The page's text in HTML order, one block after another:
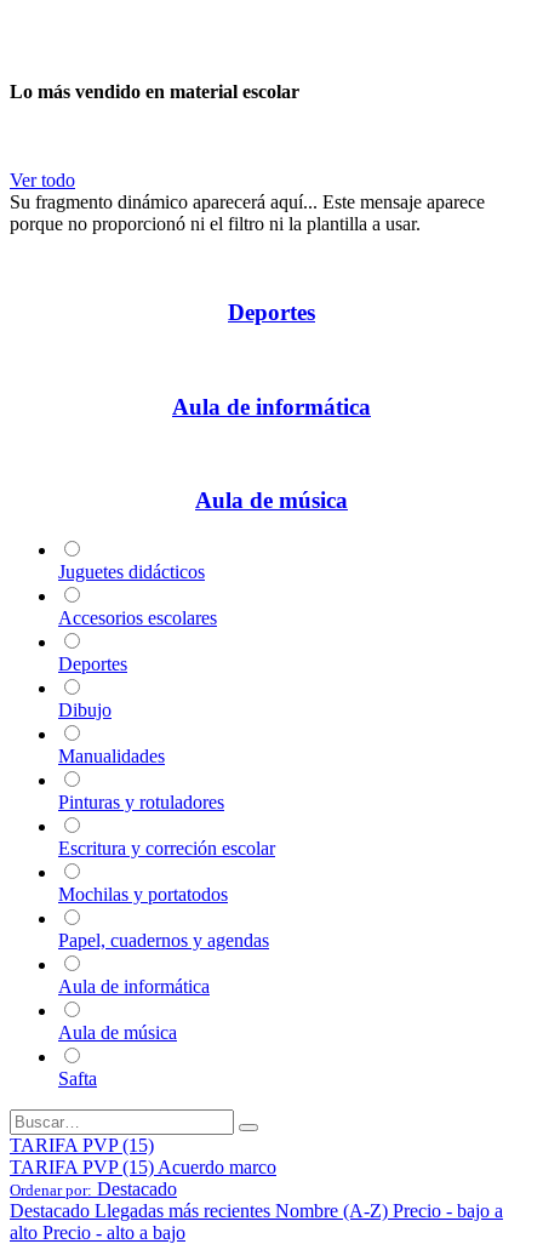
Lo más vendido en material escolar
Ver todo
Su fragmento dinámico aparecerá aquí... Este mensaje aparece
porque no proporcionó ni el filtro ni la plantilla a usar.
Deportes
Aula de informática
Aula de música
Juguetes didácticos
Accesorios escolares
Deportes
Dibujo
Manualidades
Pinturas y rotuladores
Escritura y correción escolar
Mochilas y portatodos
Papel, cuadernos y agendas
Aula de informática
Aula de música
Safta
TARIFA PVP (15)
TARIFA PVP (15) Acuerdo marco
Ordenar por: Destacado
Destacado Llegadas más recientes Nombre (A-Z) Precio - bajo a
alto Precio - alto a bajo